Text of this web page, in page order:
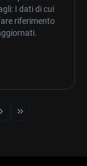
I dati di cui
riferimento